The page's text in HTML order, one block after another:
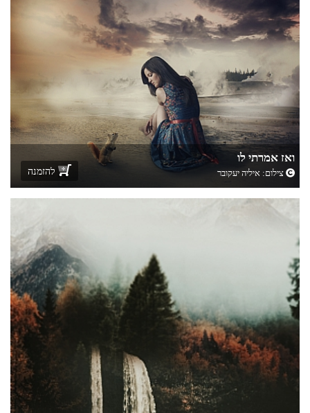
ואז אמרתי לו
צילום: איליה יעקובר להזמנה